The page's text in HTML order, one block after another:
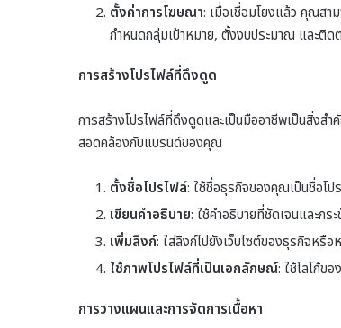
ตั้งค่าการโฆษณา: เมื่อเชื่อมโยงแล้ว คุณส
กำหนดกลุ่มเป้าหมาย, ตั้งงบประมาณ และติ
การสร้างโปรไฟล์ที่ดึงดูด
การสร้างโปรไฟล์ที่ดึงดูดและเป็นมืออาชีพเป็นสิ่ง
สอดคล้องกับแบรนด์ของคุณ
ตั้งชื่อโปรไฟล์: ใช้ชื่อธุรกิจของคุณเป็นชื่อโป
เขียนคำอธิบาย: ใช้คำอธิบายที่ชัดเจนและก
เพิ่มลิงก์: ใส่ลิงก์ไปยังเว็บไซต์ของธุรกิจหรื
ใช้ภาพโปรไฟล์ที่เป็นเอกลักษณ์: ใช้โลโก้ข
การวางแผนและการจัดการเนื้อหา